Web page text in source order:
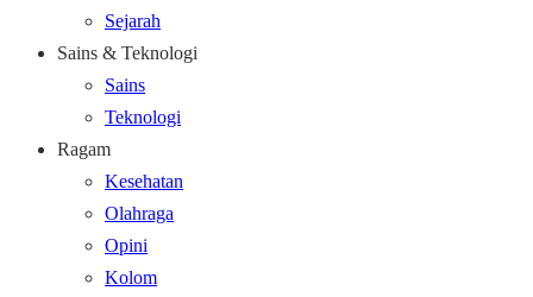
Sejarah
Sains & Teknologi
Sains
Teknologi
Ragam
Kesehatan
Olahraga
Opini
Kolom